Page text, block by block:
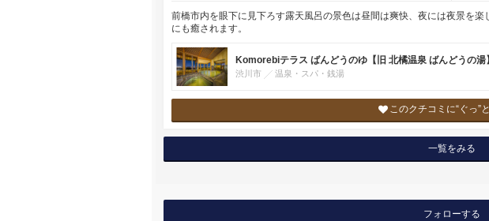
前橋市内を眼下に見下ろす露天風呂の景色は昼間は爽快、夜には夜景を
にも癒されます。
Komorebiテラス ばんどうのゆ【旧 北橘温泉 ばんどうの湯】
渋川市 温泉・スパ・銭湯
このクチコミに“ぐっ”
一覧をみる
フォローする